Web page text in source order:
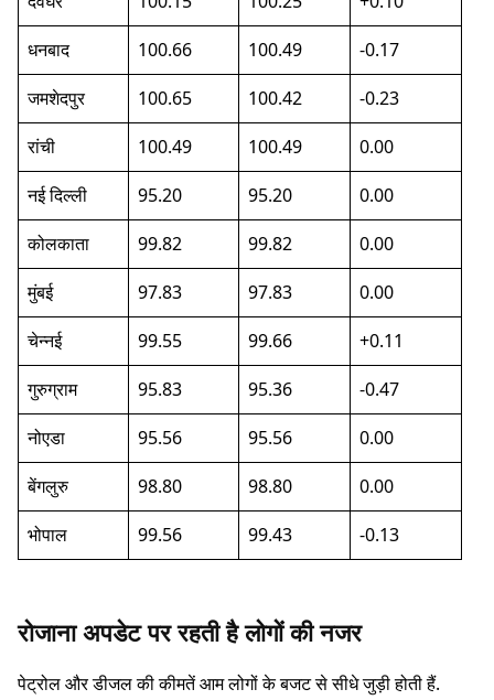
धनबाद
100.66 100.49
-0.17
जमशेदपुर
100.65 100.42
-0.23
रांची
100.49 100.49
0.00
नई दिल्ली
95.20 95.20
0.00
कोलकाता
99.82 99.82
0.00
मुंबई
97.83 97.83
0.00
चेन्नई
99.55 99.66
+0.11
गुरुग्राम
95.83 95.36
-0.47
नोएडा
95.56 95.56
0.00
बेंगलुरु
98.80 98.80
0.00
भोपाल
99.56 99.43 -0.13
रोजाना अपडेट पर रहती है लोगों की नजर
पेट्रोल और डीजल की कीमतें आम लोगों के बजट से सीधे जुड़ी होती हैं.